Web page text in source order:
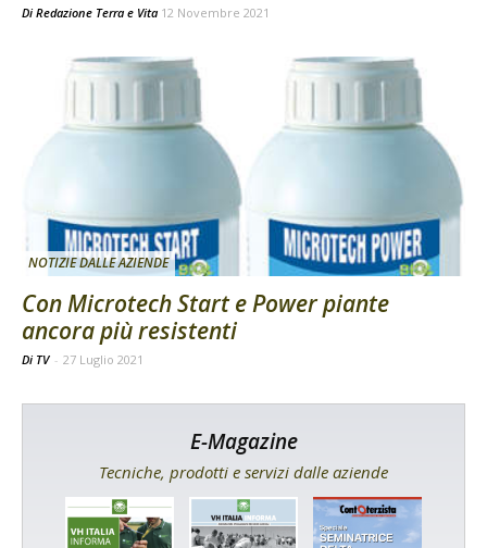
Di Redazione Terra e Vita 12 Novembre 2021
NOTIZIE DALLE AZIENDE
Con Microtech Start e Power piante
ancora più resistenti
Di TV - 27 Luglio 2021
E-Magazine
Tecniche, prodotti e servizi dalle aziende